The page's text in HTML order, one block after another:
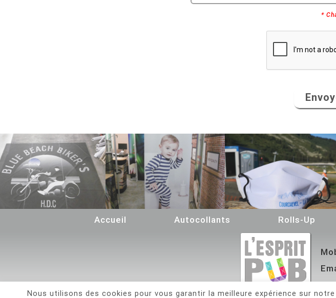
*
Accueil Autocollants Rolls-Up
Nous utilisons des cookies pour vous garantir la meilleure expérience sur